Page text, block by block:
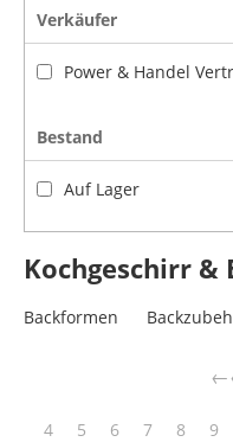
Verkäufer
Power & Handel
Bestand
Auf Lager
Kochgeschirr &
Backformen
4 5 6 7 8 9